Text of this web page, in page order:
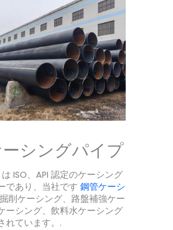
シングパイプ
ISO、API 認定のケーシング
であり、当社です 鋼管ケーシ
削ケーシング、路盤補強ケー
ーシング、飲料水ケーシング
れています。.